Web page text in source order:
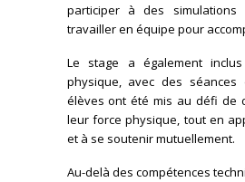
participer à des
travailler en équipe pour
Le stage a également
physique, avec des séances
élèves ont été mis au défi de
leur force physique, tout en
et à se soutenir mutuellement.
Au-delà des compétences